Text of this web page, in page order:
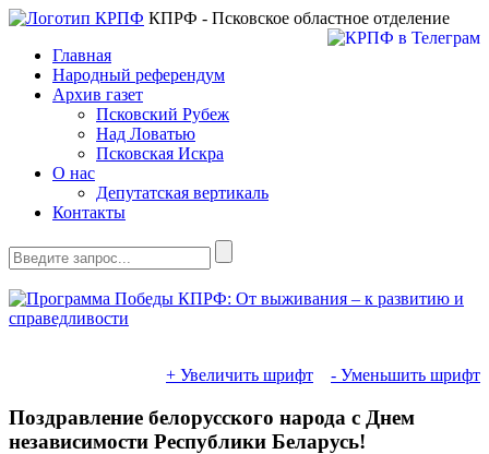
КПРФ - Псковское областное отделение
Главная
Народный референдум
Архив газет
Псковский Рубеж
Над Ловатью
Псковская Искра
О нас
Депутатская вертикаль
Контакты
+ Увеличить шрифт - Уменьшить шрифт
Поздравление белорусского народа с Днем
независимости Республики Беларусь!